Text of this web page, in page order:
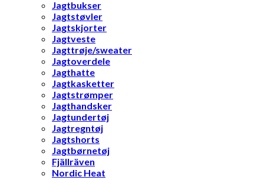
Jagtbukser
Jagtstøvler
Jagtskjorter
Jagtveste
Jagttrøje/sweater
Jagtoverdele
Jagthatte
Jagtkasketter
Jagtstrømper
Jagthandsker
Jagtundertøj
Jagtregntøj
Jagtshorts
Jagtbørnetøj
Fjällräven
Nordic Heat